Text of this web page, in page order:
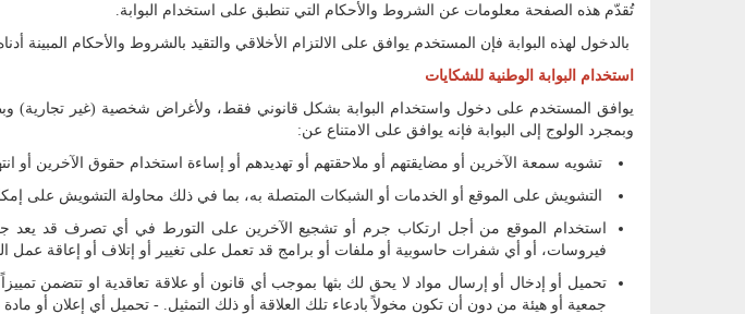
تُقدّم هذه الصفحة معلومات عن الشروط والأحكام التي تنطبق على استخدام البوابة.
بالدخول لهذه البوابة فإن المستخدم يوافق على الالتزام الأخلاقي والتقيد بالشروط والأحكام المبينة
استخدام البوابة الوطنية للشكايات
يوافق المستخدم على دخول واستخدام البوابة بشكل قانوني فقط، ولأغراض شخصية (غير تجارية)
وبمجرد الولوج إلى البوابة فإنه يوافق على الامتناع عن:
تشويه سمعة الآخرين أو مضايقتهم أو ملاحقتهم أو تهديدهم أو إساءة استخدام حقوق الآخرين أو
التشويش على الموقع أو الخدمات أو الشبكات المتصلة به، بما في ذلك محاولة التشويش
استخدام الموقع من أجل ارتكاب جرم أو تشجيع الآخرين على التورط في أي تصرف قد يعد
فيروسات، أو أي شفرات حاسوبية أو ملفات أو برامج قد تعمل على تغيير أو إتلاف أو إعاقة عمل
تحميل أو إدخال أو إرسال مواد لا يحق لك بثها بموجب أي قانون أو علاقة تعاقدية او تتضمن
جمعية أو هيئة من دون أن تكون مخولاً بادعاء تلك العلاقة أو ذلك التمثيل. - تحميل أي إعلان أو